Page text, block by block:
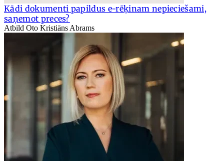
Kādi dokumenti papildus e-rēķinam nepieciešami,
saņemot preces?
Atbild Oto Kristiāns Abrams